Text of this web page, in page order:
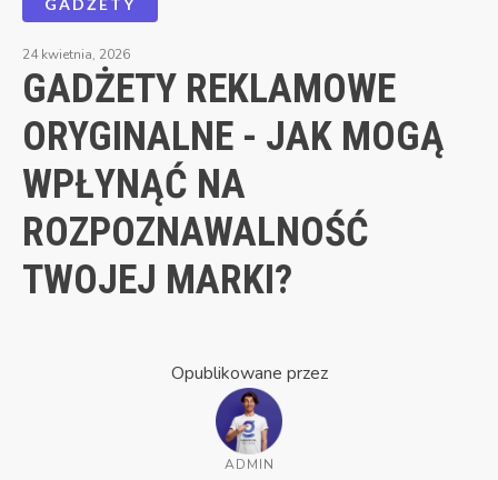
GADŻETY
24 kwietnia, 2026
GADŻETY REKLAMOWE
ORYGINALNE - JAK MOGĄ
WPŁYNĄĆ NA
ROZPOZNAWALNOŚĆ
TWOJEJ MARKI?
Opublikowane przez
ADMIN